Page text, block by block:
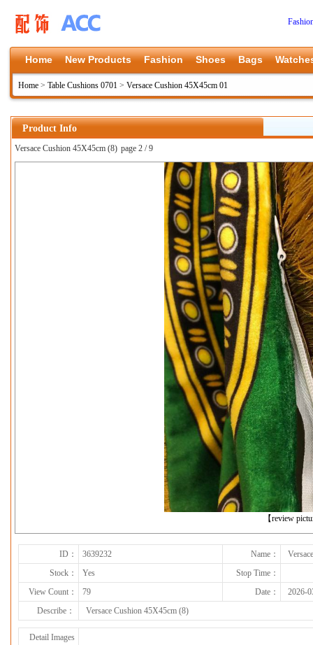
Home New Products Fashion Shoes Bags
Home > Table Cushions 0701 > Versace Cushion 45X45cm 01
Product Info
Versace Cushion 45X45cm (8) page 2 / 9
【review
上一张
下一张
ID： 3639232 Name：
Stock：
Yes
Stop Time：
View Count：
79 Date：
2026-
Describe：
Versace Cushion 45X45cm (8)
Detail Images